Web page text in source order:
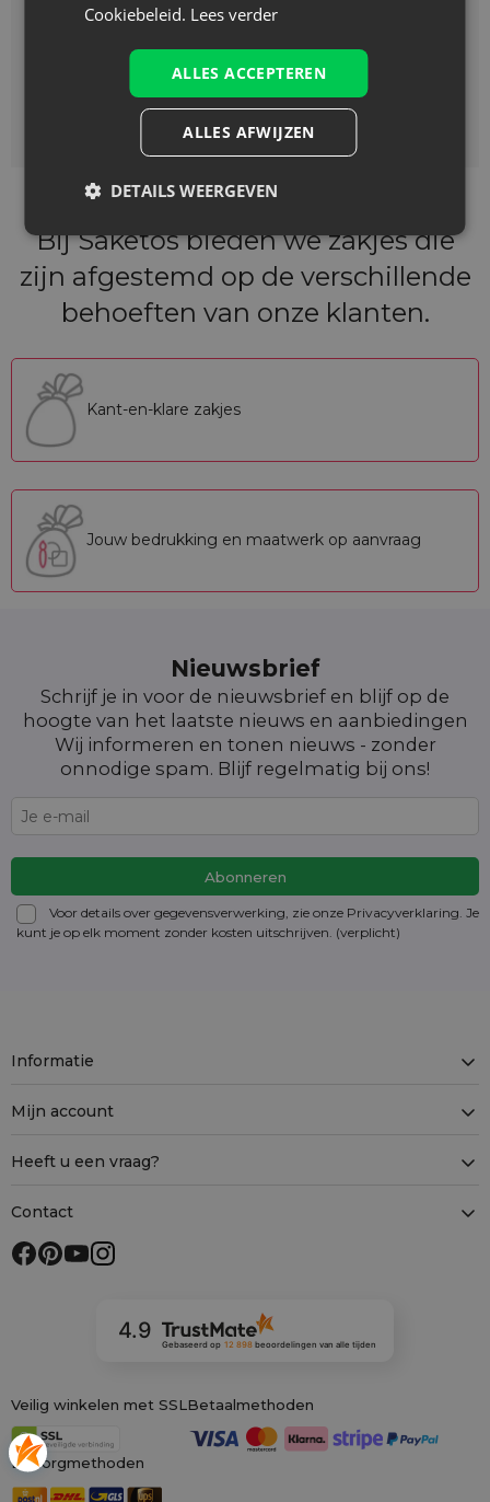
Bij Saketos bieden we zakjes die
zijn afgestemd op de verschillende
behoeften van onze klanten.
Kant-en-klare zakjes
Jouw bedrukking en maatwerk op aanvraag
Nieuwsbrief
Schrijf je in voor de nieuwsbrief en blijf op de
hoogte van het laatste nieuws en aanbiedingen
Wij informeren en tonen nieuws - zonder
onnodige spam. Blijf regelmatig bij ons!
Voor details over gegevensverwerking, zie onze Privacyverklaring. Je
kunt je op elk moment zonder kosten uitschrijven . (verplicht)
Informatie
Mijn account
Heeft u een vraag?
Contact
4.9
Gebaseerd op 12 898 beoordelingenvan alle tijden
Veilig winkelen met SSL Betaalmethoden
Bezorgmethoden
Cookiebeleid. Lees verder
ALLES ACCEPTEREN
ALLES AFWIJZEN
DETAILS WEERGEVEN